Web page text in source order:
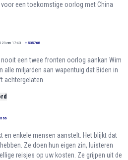
een toekomstige oorlog met China
om 17:43 + 535768
nooit een twee fronten oorlog aankan Wim
alle miljarden aan wapentuig dat Biden in
achtergelaten.
en enkele mensen aanstelt. Het blijkt dat
Ze doen hun eigen zin, luisteren
reisjes op uw kosten. Ze grijpen uit de